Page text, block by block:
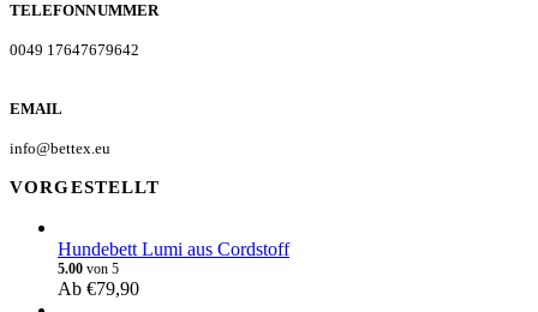
TELEFONNUMMER
0049 17647679642
EMAIL
info@bettex.eu
VORGESTELLT
Hundebett Lumi aus Cordstoff
5.00 von 5
Ab €79,90